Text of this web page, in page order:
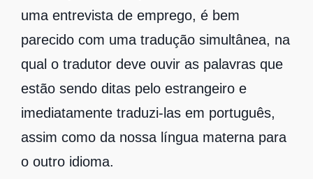
uma entrevista de emprego, é bem
parecido com uma tradução simultânea, na
qual o tradutor deve ouvir as palavras que
estão sendo ditas pelo estrangeiro e
imediatamente traduzi-las em português,
assim como da nossa língua materna para
o outro idioma.